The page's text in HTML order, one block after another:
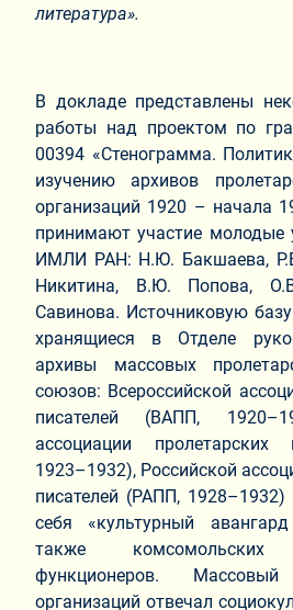
литература».
В докладе представлены
работы над проектом по
00394 «Стенограмма.
изучению архивов
организаций 1920 – начала
принимают участие молодые
ИМЛИ РАН: Н.Ю. Бакшаева,
Никитина, В.Ю. Попова,
Савинова. Источниковую
хранящиеся в Отделе
архивы массовых
союзов: Всероссийской
писателей (ВАПП,
ассоциации
1923–1932), Российской
писателей (РАПП,
себя «культурный
также
функционеров.
организаций отвечал